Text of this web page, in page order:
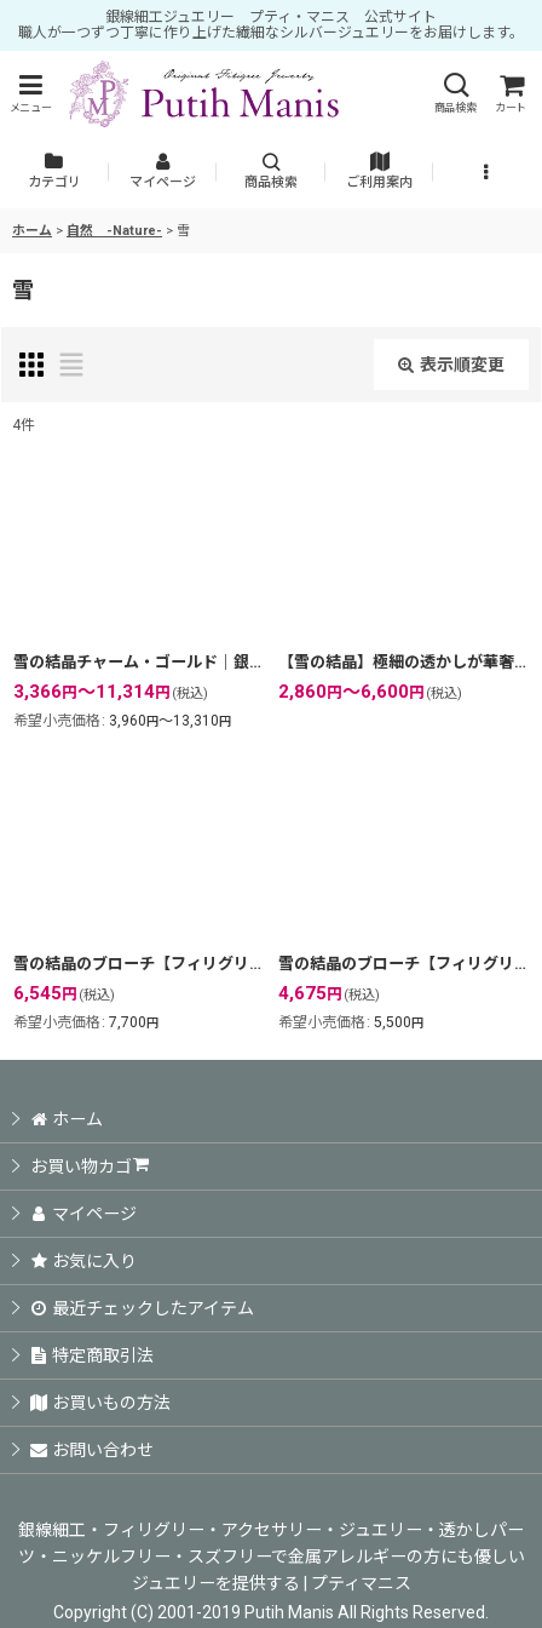
銀線細工ジュエリー プティ・マニス 公式サイト
職人が一つずつ丁寧に作り上げた繊細なシルバージュエリーをお届けします。
メニュー 商品検索 カート
カテゴリ マイページ 商品検索 ご利用案内
ホーム > 自然 -Nature- > 雪
雪
表示順変更
4件
雪の結晶チャーム・ゴールド｜銀線細工の雪の結晶ペンダントトップ【金属アレルギーの方に配慮したニッケルフリー加工】
3,366 円～11,314円 (税込)
希望小売価格 : 3,960円～13,310円
【雪の結晶】極細の透かしが華奢で繊細♪スノーフレークの銀線細工ペンダントトップ・シルバーネックレス【silver925】
2,860円～6,600円 (税込)
雪の結晶のブローチ【フィリグリー・銀線細工】(ヴェルメイユ・24Kピュアゴールド)
6,545 円 (税込)
希望小売価格 : 7,700円
雪の結晶のブローチ【フィリグリー・銀線細工】(シルバー/silver925)
4,675 円 (税込)
希望小売価格 : 5,500円
ホーム
お買い物カゴ
マイページ
お気に入り
最近チェックしたアイテム
特定商取引法
お買いもの方法
お問い合わせ
銀線細工・フィリグリー・アクセサリー・ジュエリー・透かしパー
ツ・ニッケルフリー・スズフリーで金属アレルギーの方にも優しい
ジュエリーを提供する | プティマニス
Copyright (C) 2001-2019 Putih Manis All Rights Reserved.